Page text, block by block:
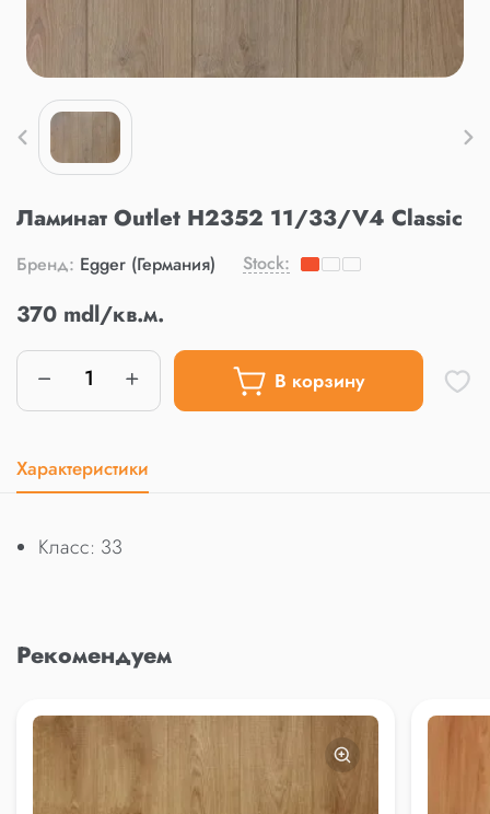
Ламинат Outlet H2352 11/33/V4 Classic
Бренд: Egger (Германия) Stock:
370 mdl/кв.м.
В корзину
Характеристики
Класс: 33
Рекомендуем